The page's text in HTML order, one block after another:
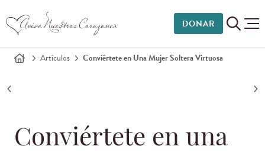
DONAR
Artículos Conviértete en Una Mujer Soltera Virtuosa
Conviértete en una